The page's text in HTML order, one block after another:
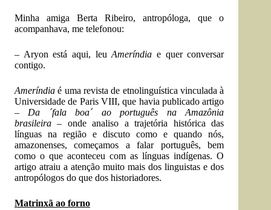
Minha amiga Berta Ribeiro, antropóloga, que o
acompanhava, me telefonou:
– Aryon está aqui, leuAmeríndia e quer conversar
contigo.
Ameríndia é uma revista de etnolinguística vinculada à
Universidade de Paris VIII, que havia publicado artigo
– Da ´fala boa´ ao português na Amazônia
brasileira– onde analiso a trajetória histórica das
línguas na região e discuto como e quando nós,
amazonenses, começamos a falar português, bem
como o que aconteceu com as línguas indígenas. O
artigo atraiu a atenção muito mais dos linguistas e dos
antropólogos do que dos historiadores.
Matrinxã ao forno